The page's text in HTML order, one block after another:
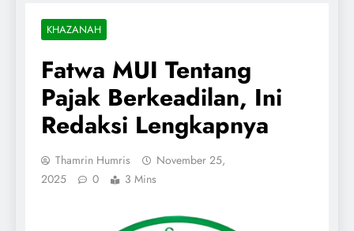
KHAZANAH
Fatwa MUI Tentang
Pajak Berkeadilan, Ini
Redaksi Lengkapnya
Thamrin Humris
November 25,
2025
0 3 Mins